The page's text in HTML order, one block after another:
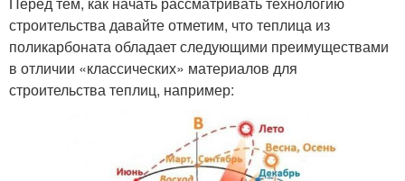
строительства давайте отметим, что теплица из
поликарбоната обладает следующими преимуществами
в отличии «классических» материалов для
строительства теплиц, например: